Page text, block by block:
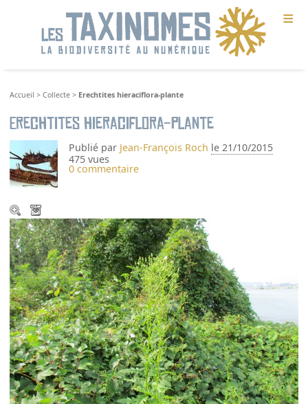
≡
Accueil >Collecte > Erechtites hieraciflora-plante
Erechtites hieraciflora-plante
Publié par Jean-François Roch le 21/10/2015
475 vues
0 commentaire